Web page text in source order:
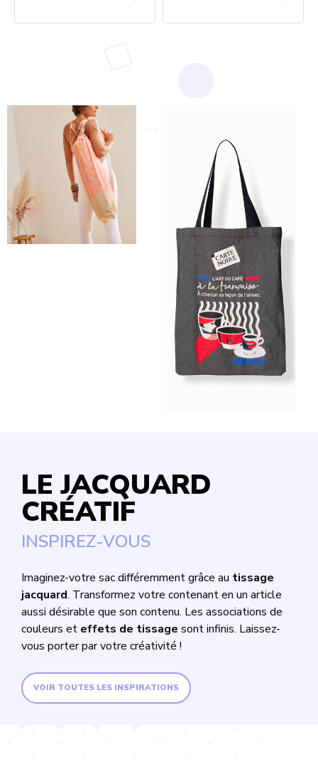
LE JACQUARD
CRÉATIF
INSPIREZ-VOUS
Imaginez-votre sac différemment grâce au tissage
jacquard. Transformez votre contenant en un article
aussi désirable que son contenu. Les associations de
couleurs et effets de tissage sont infinis. Laissez-
vous porter par votre créativité !
VOIR TOUTES LES INSPIRATIONS